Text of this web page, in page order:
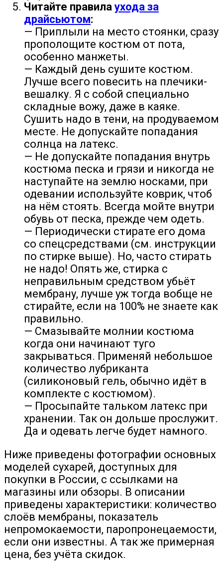
Читайте правилаухода за
драйсьютом:
— Приплыли на место стоянки, сразу
прополощите костюм от пота,
особенно манжеты.
— Каждый день сушите костюм.
Лучше всего повесить на плечики-
вешалку. Я с собой специально
складные вожу, даже в каяке.
Сушить надо в тени, на продуваемом
месте. Не допускайте попадания
солнца на латекс.
— Не допускайте попадания внутрь
костюма песка и грязи и никогда не
наступайте на землю носками, при
одевании используйте коврик, чтоб
на нём стоять. Всегда мойте внутри
обувь от песка, прежде чем одеть.
— Периодически стирате его дома
со спецсредствами (см. инструкции
по стирке выше). Но, часто стирать
не надо! Опять же, стирка с
неправильным средством убьёт
мембрану, лучше уж тогда вобще не
стирайте, если на 100% не знаете как
правильно.
— Смазывайте молнии костюма
когда они начинают туго
закрываться. Применяй небольшое
количество лубриканта
(силиконовый гель, обычно идёт в
комплекте с костюмом).
— Просыпайте тальком латекс при
хранении. Так он дольше прослужит.
Да и одевать легче будет намного.
Ниже приведены фотографии основных
моделей сухарей, доступных для
покупки в России, с ссылками на
магазины или обзоры. В описании
приведены характеристики: количество
слоёв мембраны, показатель
непромокаемости, паропронецаемости,
если они известны. А так же примерная
цена, без учёта скидок.